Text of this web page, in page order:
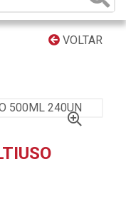
VOLTAR